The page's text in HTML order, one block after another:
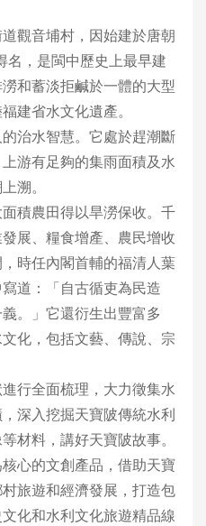
觀音埔村，因始建於唐朝
，是閩中歷史上最早建
和蓄淡拒鹹於一體的大型
建省水文化遺產。
治水智慧。它處於趕潮斷
游有足夠的集雨面積及水
溯。
積農田得以旱澇保收。千
展、糧食增產、農民增收
時任內閣首輔的福清人葉
道：「自古循吏為民造
。」它還衍生出豐富多
化，包括文藝、傳說、宗
行全面梳理，大力徵集水
深入挖掘天寶陂傳統水利
材料，講好天寶陂故事。
心的文創產品，借助天寶
旅遊和經濟發展，打造包
化和水利文化旅遊精品線